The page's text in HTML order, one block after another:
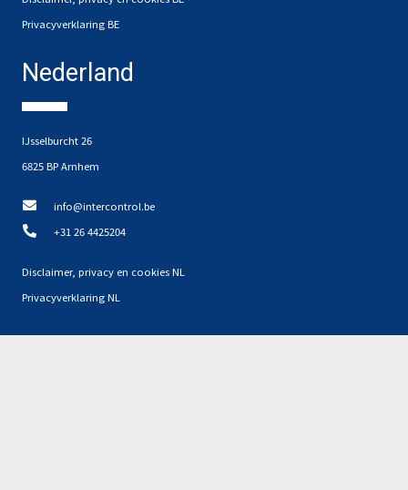
Privacyverklaring BE
Nederland
IJsselburcht 26
6825 BP Arnhem
info@intercontrol.be
+31 26 4425204
Disclaimer, privacy en cookies NL
Privacyverklaring NL